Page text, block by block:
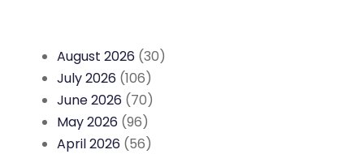
August 2026 (30)
July 2026 (106)
June 2026 (70)
May 2026 (96)
April 2026 (56)